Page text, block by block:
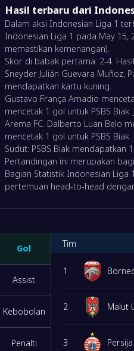
-
FT
PSBS Biak
Dewa United FC
-
-
FT
Arema FC
PSM Makassar
-
-
FT
Persis Solo FC
Persebaya
-
-
FT
Persija Jakarta
Persib Bandung
-
FT
Persijap Jepara
-
PSIM Yogyakarta
Malut United
-
-
Madura United
-
Bali Bersatu
Hasil terbaru dari
Dalam aksi Indonesian Liga 1
Indonesian Liga 1 pada May 15,
memastikan kemenangan).
Skor di babak pertama: 2-4.
Sneyder Julián Guevara Muñoz,
mendapatkan kartu kuning.
Gustavo França Amadio
mencetak 1 gol untuk PSBS
Arema FC. Dalberto Luan Belo
mencetak 1 gol untuk PSBS Biak.
Sudut: PSBS Biak mendapatkan
Pertandingan ini merupakan
Bagian Statistik Indonesian
pertemuan head-to-head
Gol
Assist
Kebobolan
Penalti
Tim
1
2 Malut
3